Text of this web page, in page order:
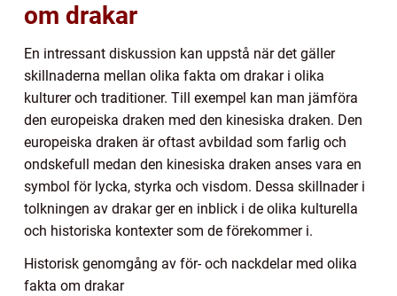
om drakar
En intressant diskussion kan uppstå när det gäller
skillnaderna mellan olika fakta om drakar i olika
kulturer och traditioner. Till exempel kan man jämföra
den europeiska draken med den kinesiska draken. Den
europeiska draken är oftast avbildad som farlig och
ondskefull medan den kinesiska draken anses vara en
symbol för lycka, styrka och visdom. Dessa skillnader i
tolkningen av drakar ger en inblick i de olika kulturella
och historiska kontexter som de förekommer i.
Historisk genomgång av för- och nackdelar med olika
fakta om drakar